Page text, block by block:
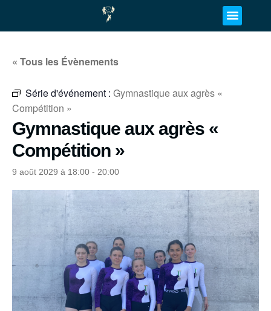
« Tous les Évènements
Série d'événement : Gymnastique aux agrès «
Compétition »
Gymnastique aux agrès «
Compétition »
9 août 2029 à 18:00 - 20:00